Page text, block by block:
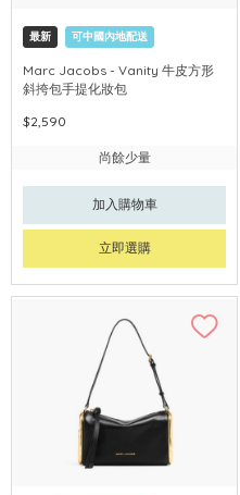
最新 可中國內地配送
Marc Jacobs - Vanity 牛皮方形
斜挎包手提化妝包
$2,590
尚餘少量
加入購物車
立即選購